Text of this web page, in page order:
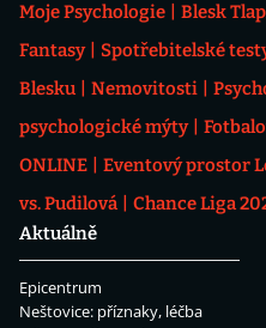
Moje Psychologie Blesk
Fantasy
Spotřebitelské
Blesku
Nemovitosti
psychologické mýty
ONLINE
Eventový prostor
vs. Pudilová
Chance Liga
Aktuálně
Epicentrum
Neštovice: příznaky, léčba